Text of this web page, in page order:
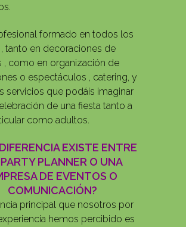
formado en todos los
tanto en decoraciones de
, como en organización de
o espectáculos , catering, y
servicios que podáis imaginar
de una fiesta tanto a
como adultos.
EXISTE ENTRE
PLANNER O UNA
DE EVENTOS O
COMUNICACIÓN?
principal que nosotros por
hemos percibido es